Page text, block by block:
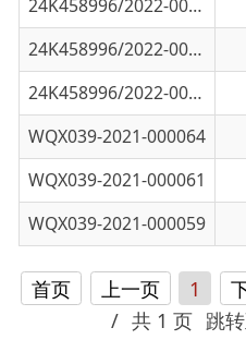
WQX039-2021-000064 乌恰
WQX039-2021-000059 关于
首页 上一页 1 下一
/ 共 1 页 跳转至
政府网站标识码：
地 址：新疆克州乌恰县光明路1